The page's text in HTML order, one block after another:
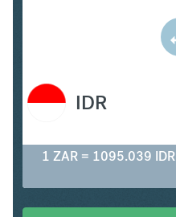
IDR
1 ZAR = 1095.039 IDR